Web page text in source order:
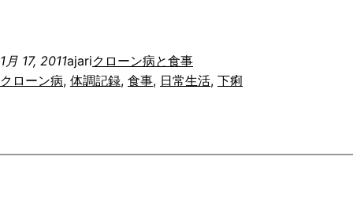
1月 17, 2011ajariクローン病と食事
クローン病, 体調記録, 食事, 日常生活, 下痢